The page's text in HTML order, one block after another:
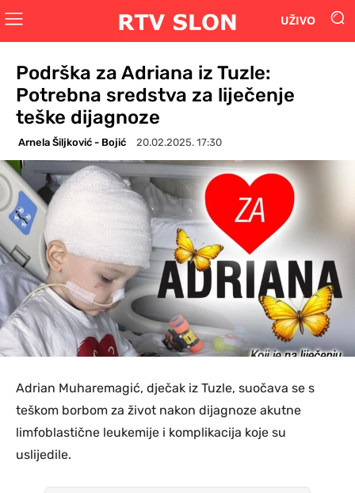
UŽIVO
Podrška za Adriana iz Tuzle:
Potrebna sredstva za liječenje
teške dijagnoze
Arnela Šiljković - Bojić 20.02.2025. 17:30
Adrian Muharemagić, dječak iz Tuzle, suočava se s
teškom borbom za život nakon dijagnoze akutne
limfoblastične leukemije i komplikacija koje su
uslijedile.